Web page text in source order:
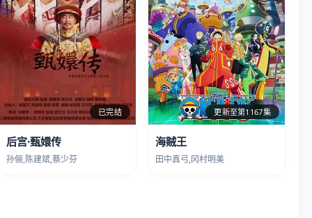
已完结
后宫·甄嬛传
孙俪,陈建斌,蔡少芬
更新至第1167集
海贼王
田中真弓,冈村明美